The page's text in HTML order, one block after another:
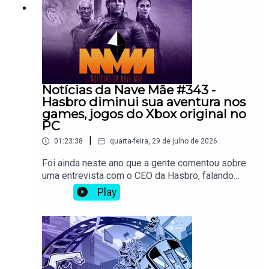
Overloadr!Use nosso link de filiado ao fazer
compras na Amazon
abordados:08:00 - Truxton Extreme33:00 -
Infinitevania55:00 - Denshattack!Vai comprar
jogos na Nuuvem? Use o link de afiliado do
Overloadr!Use nosso link de filiado ao fazer
compras na Amazon
Notícias da Nave Mãe #343 -
Hasbro diminui sua aventura nos
games, jogos do Xbox original no
PC
01:23:38 quarta-feira, 29 de julho de 2026
Foi ainda neste ano que a gente comentou sobre
uma entrevista com o CEO da Hasbro, falando
das empreitadas da empresa no mundo dos
games, e agora isso já mudou. Ainda haverá jogos
das propriedades de lá, como Exodus e Warlock,
mas diversos projetos para 2028 e além foram
cancelados nessas semanas. Também temos um
apanhado de notícias relacionadas a mídias
físicas e o fim dos discos em PlayStation e
Play